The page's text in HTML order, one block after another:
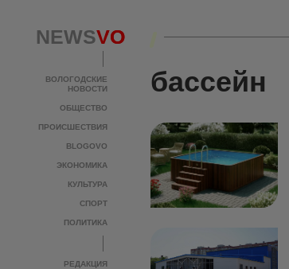
NEWSVO
ВОЛОГОДСКИЕ
НОВОСТИ
ОБЩЕСТВО
ПРОИСШЕСТВИЯ
BLOGOVO
ЭКОНОМИКА
КУЛЬТУРА
СПОРТ
ПОЛИТИКА
РЕДАКЦИЯ
NEWSVO
ВОЛОГОДСКИЕ
НОВОСТИ
ОБЩЕСТВО
ПРОИСШЕСТВИЯ
BLOGOVO
ЭКОНОМИКА
КУЛЬТУРА
СПОРТ
ПОЛИТИКА
РЕДАКЦИЯ
бассейн